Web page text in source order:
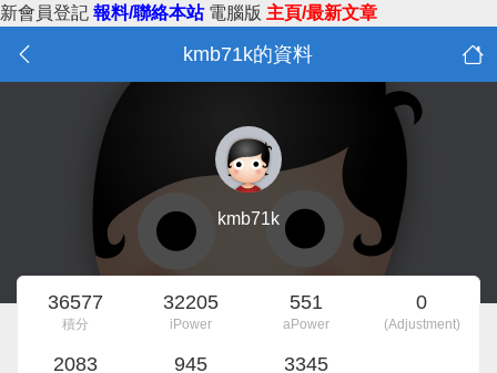
新會員登記 報料/聯絡本站 電腦版 主頁/最新文章
kmb71k的資料
kmb71k
36577
積分
32205
iPower
551
aPower
0
(Adjustment)
2083 945 3345